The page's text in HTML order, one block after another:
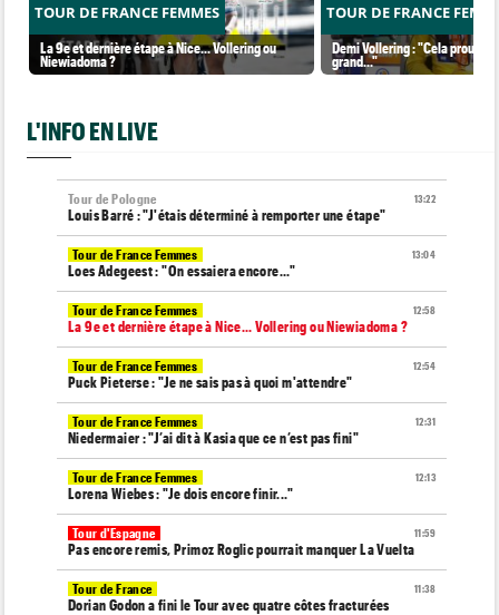
TOUR DE FRANCE FEMMES
La 9e et dernière étape à Nice... Vollering ou
Niewiadoma ?
TOUR DE FRANCE
Demi Vollering : "Cela prouve
grand..."
L'INFO EN LIVE
13:22
Tour de Pologne
Louis Barré : "J'étais déterminé à remporter une étape"
13:04
Tour de France Femmes
Loes Adegeest : "On essaiera encore..."
12:58
Tour de France Femmes
La 9e et dernière étape à Nice... Vollering ou Niewiadoma ?
12:54
Tour de France Femmes
Puck Pieterse : "Je ne sais pas à quoi m'attendre"
12:31
Tour de France Femmes
Niedermaier : "J’ai dit à Kasia que ce n’est pas fini"
12:13
Tour de France Femmes
Lorena Wiebes : "Je dois encore finir..."
11:59
Tour d'Espagne
Pas encore remis, Primoz Roglic pourrait manquer La Vuelta
11:38
Tour de France
Dorian Godon a fini le Tour avec quatre côtes fracturées